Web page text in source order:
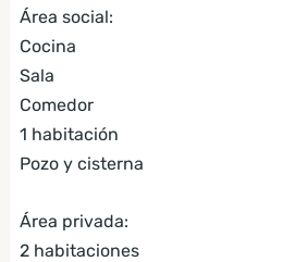
Área social:
Cocina
Sala
Comedor
1 habitación
Pozo y cisterna
Área privada:
2 habitaciones